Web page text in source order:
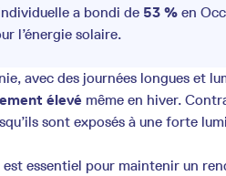
a bondi de 53 % en
l’énergie solaire.
avec des journées longues et
élevé même en hiver.
sont exposés à une forte
est essentiel pour maintenir un